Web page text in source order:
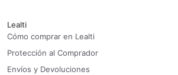
Lealti
Cómo comprar en Lealti
Protección al Comprador
Envíos y Devoluciones